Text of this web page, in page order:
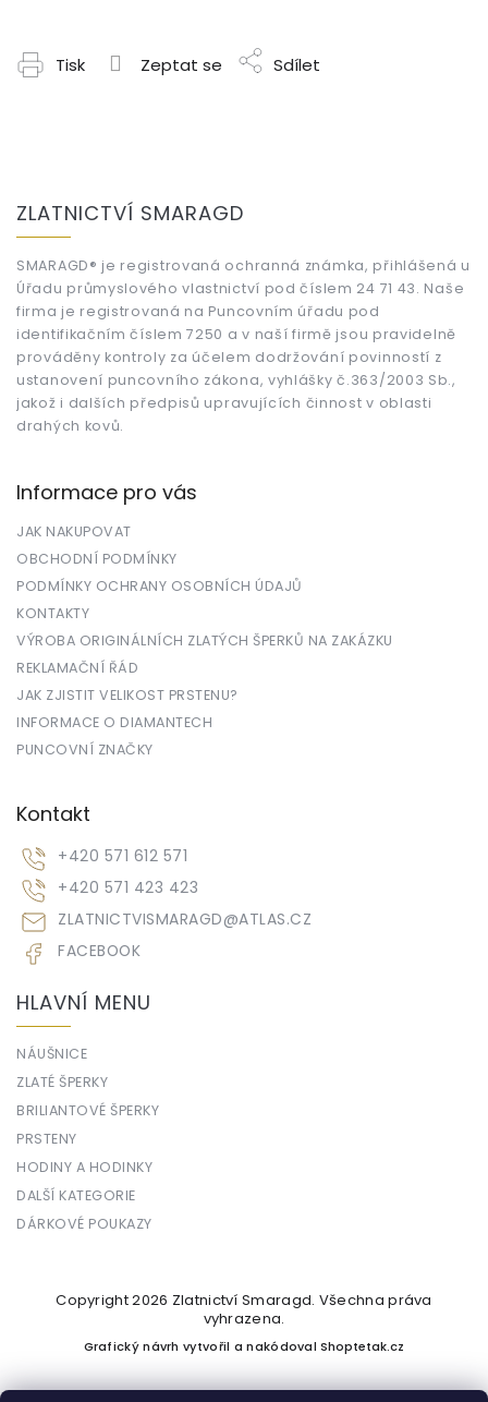
Tisk Zeptat se Sdílet
ZLATNICTVÍ SMARAGD
SMARAGD® je registrovaná ochranná známka, přihlášená u
Úřadu průmyslového vlastnictví pod číslem 24 71 43. Naše
firma je registrovaná na Puncovním úřadu pod
identifikačním číslem 7250 a v naší firmě jsou pravidelně
prováděny kontroly za účelem dodržování povinností z
ustanovení puncovního zákona, vyhlášky č.363/2003 Sb.,
jakož i dalších předpisů upravujících činnost v oblasti
drahých kovů.
Informace pro vás
JAK NAKUPOVAT
OBCHODNÍ PODMÍNKY
PODMÍNKY OCHRANY OSOBNÍCH ÚDAJŮ
KONTAKTY
VÝROBA ORIGINÁLNÍCH ZLATÝCH ŠPERKŮ NA ZAKÁZKU
REKLAMAČNÍ ŘÁD
JAK ZJISTIT VELIKOST PRSTENU?
INFORMACE O DIAMANTECH
PUNCOVNÍ ZNAČKY
Kontakt
ZLATNICTVISMARAGD@ATLAS.CZ
+420 571 612 571
+420 571 423 423
FACEBOOK
HLAVNÍ MENU
NÁUŠNICE
ZLATÉ ŠPERKY
BRILIANTOVÉ ŠPERKY
PRSTENY
HODINY A HODINKY
DALŠÍ KATEGORIE
DÁRKOVÉ POUKAZY
Copyright 2026 Zlatnictví Smaragd. Všechna práva
vyhrazena.
Grafický návrh vytvořil a nakódovalShoptetak.cz